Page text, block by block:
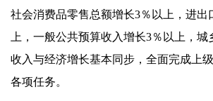
社会消费品零售总额增长3％以上，进出
上，一般公共预算收入增长3％以上，
收入与经济增长基本同步，全面完成上
各项任务。